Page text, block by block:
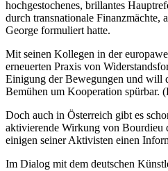
hochgestochenes, brillantes
durch transnationale Finanzmächte,
George formuliert hatte.
Mit seinen Kollegen in der
erneuerten Praxis von
Einigung der Bewegungen und will
Bemühen um Kooperation spürbar.
Doch auch in Österreich gibt es
aktivierende Wirkung von Bourdieu
einigen seiner Aktivisten einen
Im Dialog mit dem deutschen